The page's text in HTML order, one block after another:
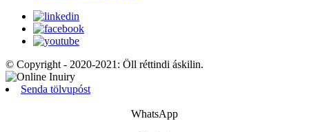
© Copyright - 2020-2021: Öll réttindi áskilin.
Senda tölvupóst
WhatsApp